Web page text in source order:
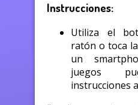
Instrucciones:
Utiliza el
ratón o toca
un
juegos
instrucciones